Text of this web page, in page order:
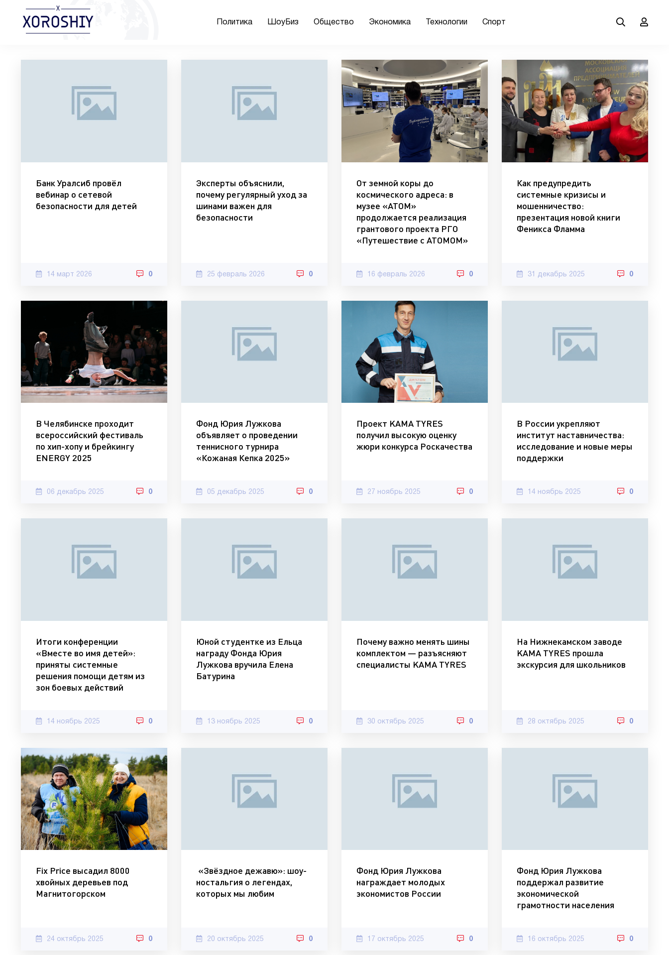
Политика ШоуБиз Общество Экономика Технологии Спорт
Банк Уралсиб провёл
вебинар о сетевой
безопасности для детей
14 март 2026 0
Эксперты объяснили,
почему регулярный уход за
шинами важен для
безопасности
25 февраль 2026 0
От земной коры до
космического адреса: в
музее «АТОМ»
продолжается реализация
грантового проекта РГО
«Путешествие с АТОМОМ»
16 февраль 2026 0
Как предупредить
системные кризисы и
мошенничество:
презентация новой книги
Феникса Фламма
31 декабрь 2025 0
В Челябинске проходит
всероссийский фестиваль
по хип-хопу и брейкингу
ENERGY 2025
06 декабрь 2025 0
Фонд Юрия Лужкова
объявляет о проведении
теннисного турнира
«Кожаная Кепка 2025»
05 декабрь 2025 0
Проект KAMA TYRES
получил высокую оценку
жюри конкурса Роскачества
27 ноябрь 2025 0
В России укрепляют
институт наставничества:
исследование и новые меры
поддержки
14 ноябрь 2025 0
Итоги конференции
«Вместе во имя детей»:
приняты системные
решения помощи детям из
зон боевых действий
14 ноябрь 2025 0
Юной студентке из Ельца
награду Фонда Юрия
Лужкова вручила Елена
Батурина
13 ноябрь 2025 0
Почему важно менять шины
комплектом — разъясняют
специалисты KAMA TYRES
30 октябрь 2025 0
На Нижнекамском заводе
KAMA TYRES прошла
экскурсия для школьников
28 октябрь 2025 0
Fix Price высадил 8000
хвойных деревьев под
Магнитогорском
24 октябрь 2025 0
«Звёздное дежавю»: шоу-
ностальгия о легендах,
которых мы любим
20 октябрь 2025 0
Фонд Юрия Лужкова
награждает молодых
экономистов России
17 октябрь 2025 0
Фонд Юрия Лужкова
поддержал развитие
экономической
грамотности населения
16 октябрь 2025 0